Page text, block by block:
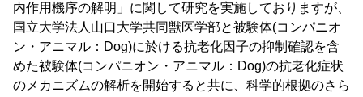
内作用機序の解明」に関して研究を実施しておりますが、
国立大学法人山口大学共同獣医学部と被験体(コンパニオ
ン・アニマル：Dog)に於ける抗老化因子の抑制確認を含
めた被験体(コンパニオン・アニマル：Dog)の抗老化症状
のメカニズムの解析を開始すると共に、科学的根拠のさら